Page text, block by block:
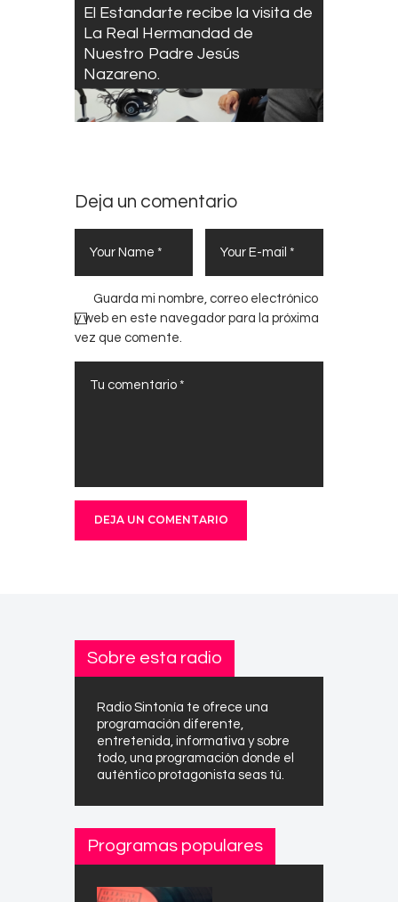
El Estandarte recibe la visita de
La Real Hermandad de
Nuestro Padre Jesús
Nazareno.
Deja un comentario
Guarda mi nombre, correo electrónico
y web en este navegador para la próxima
vez que comente.
Sobre esta radio
Radio Sintonía te ofrece una
programación diferente,
entretenida, informativa y sobre
todo, una programación donde el
auténtico protagonista seas tú.
Programas populares